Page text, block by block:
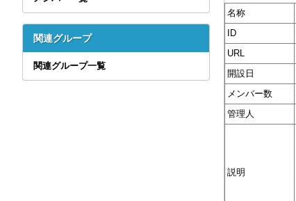
関連グループ
関連グループ一覧
名称
ID
URL
開設日
メンバー数
管理人
説明